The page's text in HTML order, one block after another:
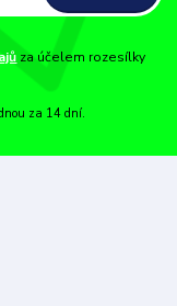
za účelem rozesílky
za 14 dní.